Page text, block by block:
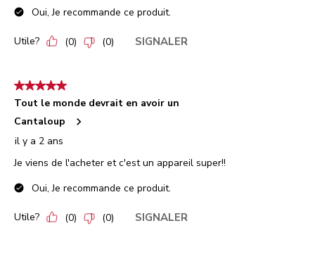
Oui, Je recommande ce produit.
Utile? (0) (0) SIGNALER
5 étoile(s) sur 5.
Tout le monde devrait en avoir un
Cantaloup
il y a 2 ans
Je viens de l'acheter et c'est un appareil super!!
Oui, Je recommande ce produit.
Utile? (0) (0) SIGNALER